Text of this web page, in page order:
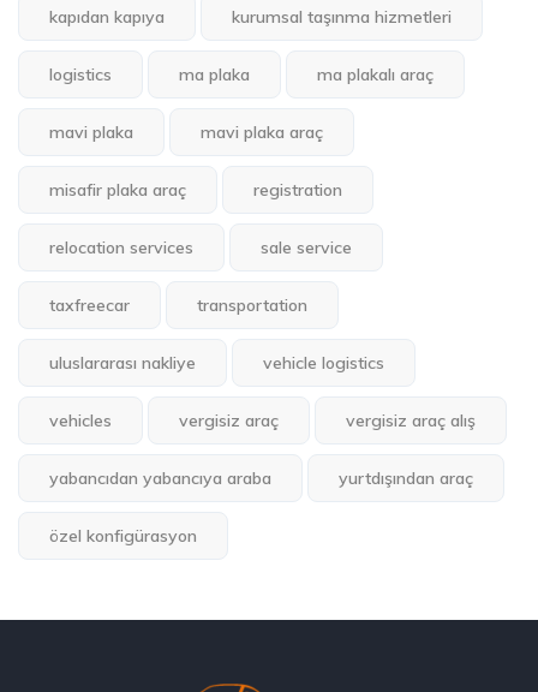
kapıdan kapıya kurumsal taşınma hizmetleri
logistics ma plaka ma plakalı araç
mavi plaka mavi plaka araç
misafir plaka araç registration
relocation services sale service
taxfreecar transportation
uluslararası nakliye vehicle logistics
vehicles vergisiz araç vergisiz araç alış
yabancıdan yabancıya araba yurtdışından araç
özel konfigürasyon